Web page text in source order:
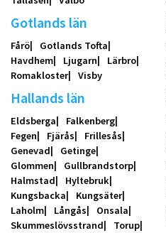
Gotlands län
Fårö
Gotlands Tofta
Havdhem
Ljugarn
Lärbro
Romakloster
Visby
Hallands län
Eldsberga
Falkenberg
Fegen
Fjärås
Frillesås
Genevad
Getinge
Glommen
Gullbrandstorp
Halmstad
Hyltebruk
Kungsbacka
Kungsäter
Laholm
Långås
Onsala
Skummeslövsstrand
Torup